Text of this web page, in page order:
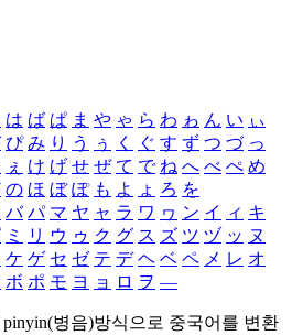
は ば ぱ ま や ゃ ら わ ゎ ん い ぃ
ぴ み り う ぅ く ぐ す ず つ づ っ
ぇ け げ せ ぜ て で ね へ べ ぺ め
の ほ ぼ ぽ も よ ょ ろ を
バ パ マ ヤ ャ ラ ワ ヮ ン イ ィ キ
ミ リ ウ ゥ ク グ ス ズ ツ ヅ ッ ヌ
ケ ゲ セ ゼ テ デ ヘ ベ ペ メ レ オ
ボ ポ モ ヨ ョ ロ ヲ ―
병음)방식으로 중국어를 변환